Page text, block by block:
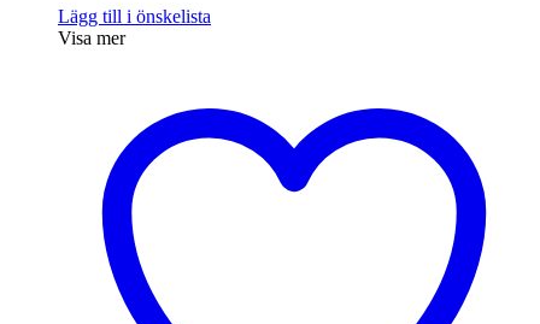
Lägg till i önskelista
Visa mer